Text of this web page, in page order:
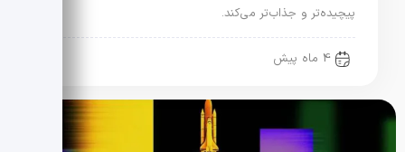
پیچیده‌تر و جذاب‌تر می‌کند.
4 ماه پیش